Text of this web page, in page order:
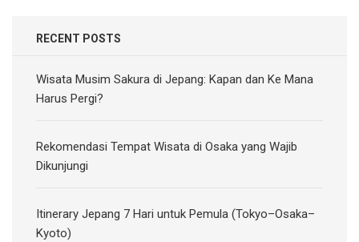
RECENT POSTS
Wisata Musim Sakura di Jepang: Kapan dan Ke Mana
Harus Pergi?
Rekomendasi Tempat Wisata di Osaka yang Wajib
Dikunjungi
Itinerary Jepang 7 Hari untuk Pemula (Tokyo–Osaka–
Kyoto)